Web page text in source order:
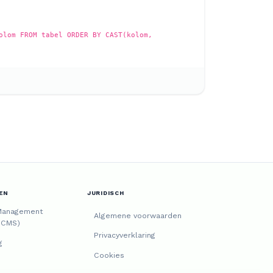
FROM tabel ORDER BY CAST(kolom,
JURIDISCH
Algemene voorwaarden
Privacyverklaring
Cookies